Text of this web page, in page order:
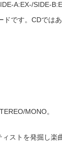
A:EX-/SIDE-
ドです。CDでは
MONO。
ストを発掘し